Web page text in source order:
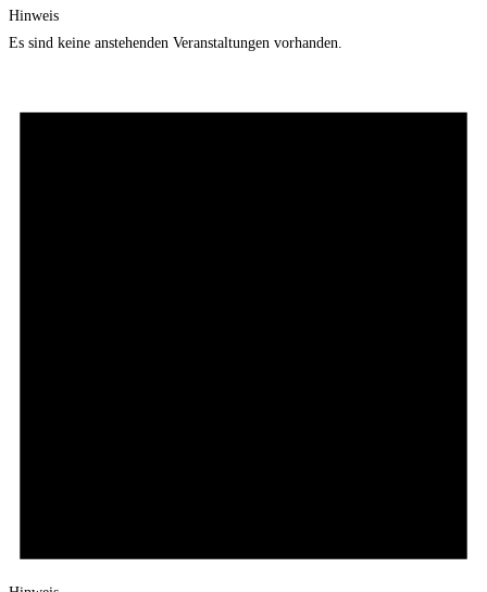
Hinweis
Es sind keine anstehenden Veranstaltungen vorhanden.